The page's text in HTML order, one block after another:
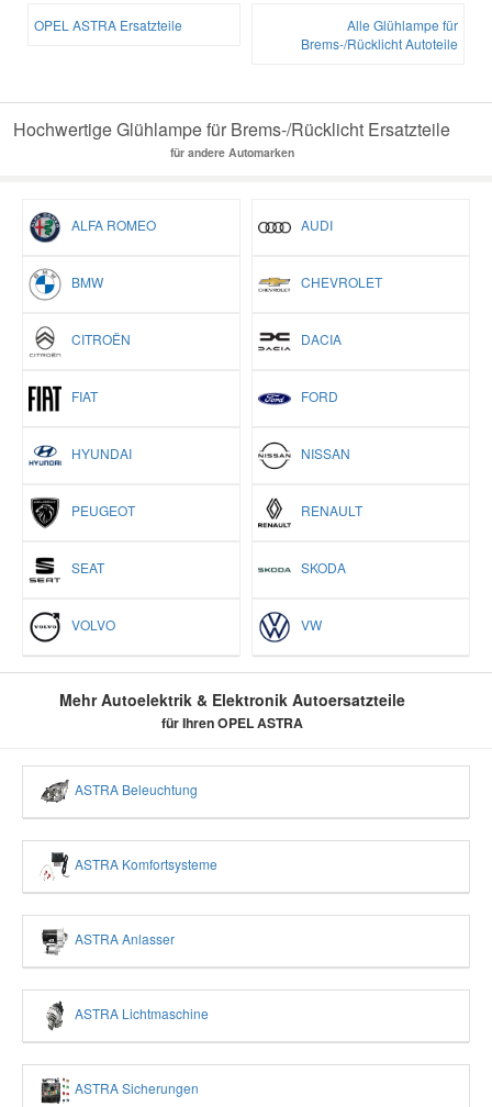
OPEL ASTRA Ersatzteile
Alle Glühlampe für
Brems-/Rücklicht Autoteile
Hochwertige Glühlampe für Brems-/Rücklicht Ersatzteile
für andere Automarken
ALFA ROMEO AUDI
BMW CHEVROLET
CITROËN DACIA
FIAT FORD
HYUNDAI NISSAN
PEUGEOT RENAULT
SEAT SKODA
VOLVO VW
Mehr Autoelektrik & Elektronik Autoersatzteile
für Ihren OPEL ASTRA
ASTRA Beleuchtung
ASTRA Komfortsysteme
ASTRA Anlasser
ASTRA Lichtmaschine
ASTRA Sicherungen